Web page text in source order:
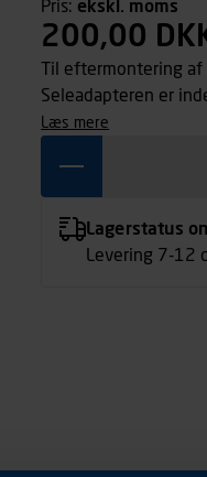
Pris: ekskl. moms
200,00
Til eftermontering
Seleadapteren er
fordel fastgøres på
læs mere
Lagerstatus
Levering 7-12